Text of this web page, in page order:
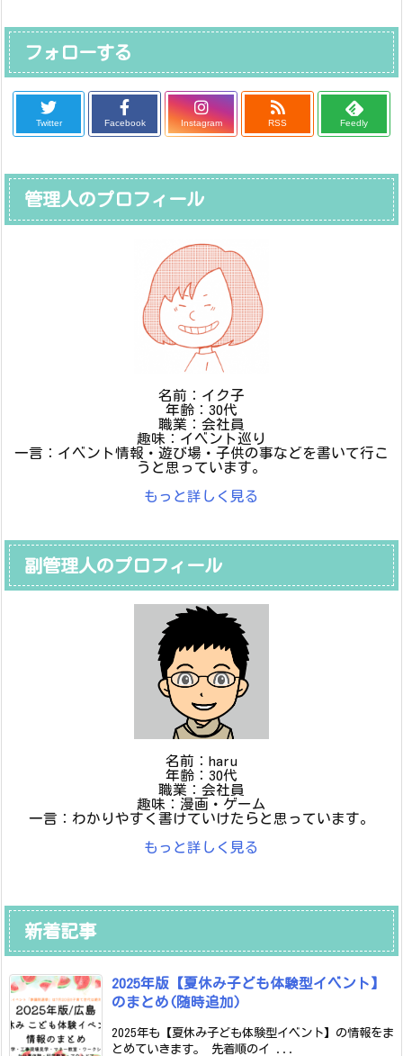
フォローする
Twitter Facebook Instagram RSS Feedly
管理人のプロフィール
名前：イク子
年齢：30代
職業：会社員
趣味：イベント巡り
一言：イベント情報・遊び場・子供の事などを書いて行こ
うと思っています。
もっと詳しく見る
副管理人のプロフィール
名前：haru
年齢：30代
職業：会社員
趣味：漫画・ゲーム
一言：わかりやすく書けていけたらと思っています。
もっと詳しく見る
新着記事
2025年版【夏休み子ども体験型イベント】
のまとめ(随時追加)
2025年も【夏休み子ども体験型イベント】の情報をま
とめていきます。 先着順のイ ...